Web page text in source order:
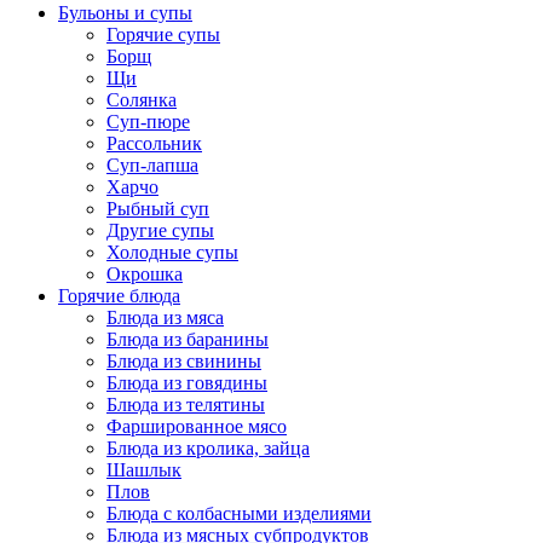
Бульоны и супы
Горячие супы
Борщ
Щи
Солянка
Суп-пюре
Рассольник
Суп-лапша
Харчо
Рыбный суп
Другие супы
Холодные супы
Окрошка
Горячие блюда
Блюда из мяса
Блюда из баранины
Блюда из свинины
Блюда из говядины
Блюда из телятины
Фаршированное мясо
Блюда из кролика, зайца
Шашлык
Плов
Блюда с колбасными изделиями
Блюда из мясных субпродуктов